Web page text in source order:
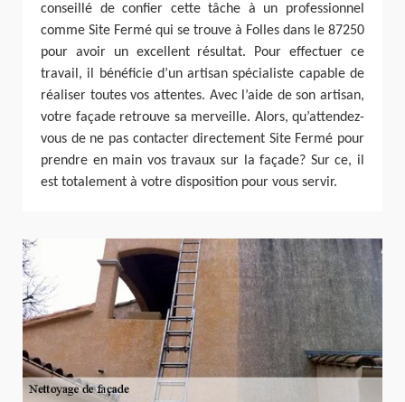
conseillé de confier cette tâche à un professionnel
comme Site Fermé qui se trouve à Folles dans le 87250
pour avoir un excellent résultat. Pour effectuer ce
travail, il bénéficie d’un artisan spécialiste capable de
réaliser toutes vos attentes. Avec l’aide de son artisan,
votre façade retrouve sa merveille. Alors, qu’attendez-
vous de ne pas contacter directement Site Fermé pour
prendre en main vos travaux sur la façade? Sur ce, il
est totalement à votre disposition pour vous servir.